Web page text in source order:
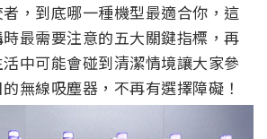
，到底哪一種機型最適合你，這
最需要注意的五大關鍵指標，再
中可能會碰到清潔情境讓大家參
無線吸塵器，不再有選擇障礙！